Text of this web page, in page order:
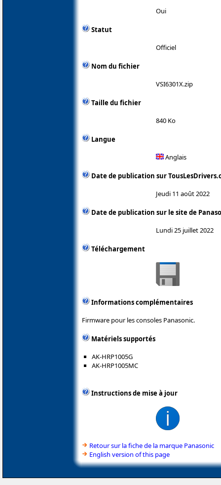
Oui
Statut
Officiel
Nom du fichier
VSI6301X.zip
Taille du fichier
840 Ko
Langue
Anglais
Date de publication sur
Jeudi 11 août 2022
Date de publication sur le site de
Lundi 25 juillet 2022
Téléchargement
Informations complémentaires
Firmware pour les consoles Panasonic.
Matériels supportés
AK-HRP1005G
AK-HRP1005MC
Instructions de mise à jour
Retour sur la fiche de la marque Panasonic
English version of this page